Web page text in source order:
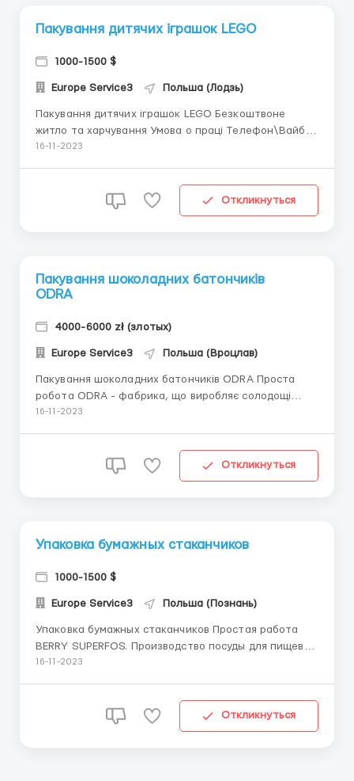
Пакування дитячих іграшок LEGO
1000-1500 $
Europe Service3 Польша (Лодзь)
Пакування дитячих іграшок LEGO Безкоштвоне
житло та харчування Умова о праці Телефон\Вайбер
+380733335340 DHL Smyk – логістична компанія, яка
іграшки. *ЗАРОБІТНА ПЛАТА* - робота на умо...
16-11-2023
Откликнуться
Пакування шоколадних батончиків
ODRA
4000-6000 zł (злотых)
Europe Service3 Польша (Вроцлав)
Пакування шоколадних батончиків ODRA Проста
робота ODRA - фабрика, що виробляє солодощі
Телефон\Вайбер +380733335340 *ЗАРОБІТНА
16-11-2023
Откликнуться
Упаковка бумажных стаканчиков
1000-1500 $
Europe Service3 Польша (Познань)
Упаковка бумажных стаканчиков Простая работа
BERRY SUPERFOS. Производство посуды для пищевой
промышленности, а именно картонно-пластиковых
16-11-2023
Откликнуться